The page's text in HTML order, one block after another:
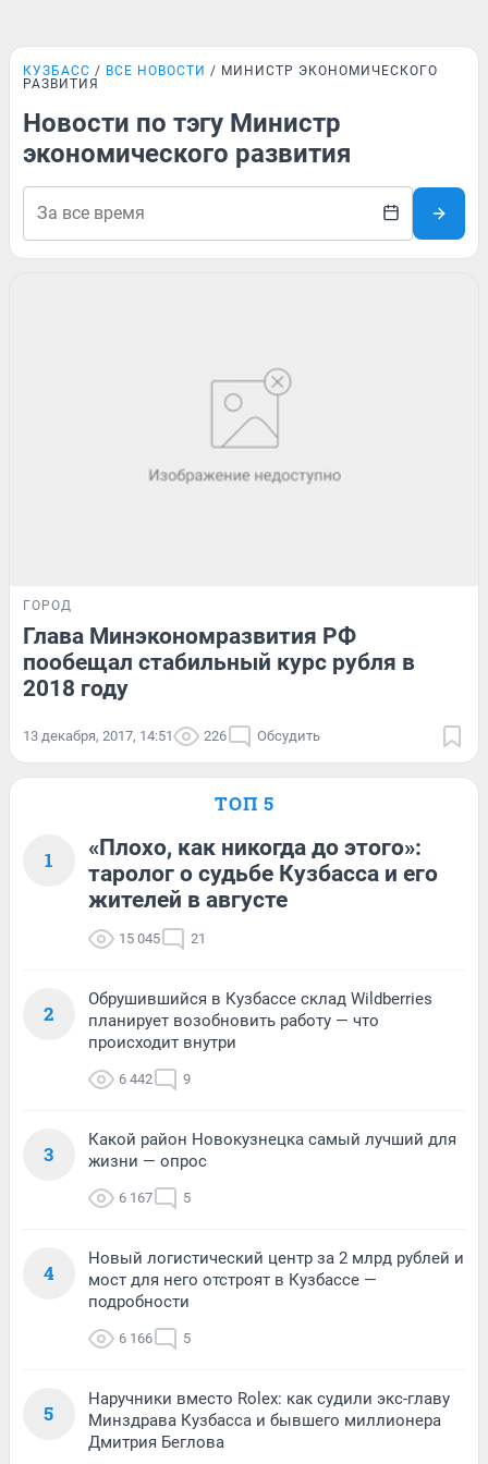
КУЗБАСС ВСЕ НОВОСТИ
МИНИСТР ЭКОНОМИЧЕСКОГО
РАЗВИТИЯ
Новости по тэгу Министр
экономического развития
ГОРОД
Глава Минэкономразвития РФ
пообещал стабильный курс рубля в
2018 году
13 декабря, 2017, 14:51 226 Обсудить
ТОП 5
1
«Плохо, как никогда до этого»:
таролог о судьбе Кузбасса и его
жителей в августе
15 045 21
2
Обрушившийся в Кузбассе склад Wildberries
планирует возобновить работу — что
происходит внутри
6 442 9
3
Какой район Новокузнецка самый лучший для
жизни — опрос
6 167 5
4
Новый логистический центр за 2 млрд рублей и
мост для него отстроят в Кузбассе —
подробности
6 166 5
5
Наручники вместо Rolex: как судили экс-главу
Минздрава Кузбасса и бывшего миллионера
Дмитрия Беглова